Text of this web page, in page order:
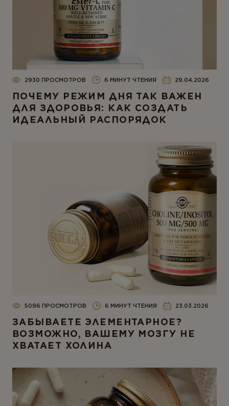
2930 ПРОСМОТРОВ 6 МИНУТ ЧТЕНИЯ 29.04.2026
ПОЧЕМУ РЕЖИМ ДНЯ ТАК ВАЖЕН
ДЛЯ ЗДОРОВЬЯ: КАК СОЗДАТЬ
ИДЕАЛЬНЫЙ РАСПОРЯДОК
5096 ПРОСМОТРОВ 6 МИНУТ ЧТЕНИЯ 23.03.2026
ЗАБЫВАЕТЕ ЭЛЕМЕНТАРНОЕ?
ВОЗМОЖНО, ВАШЕМУ МОЗГУ НЕ
ХВАТАЕТ ХОЛИНА